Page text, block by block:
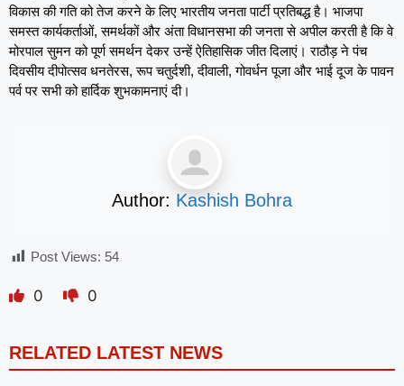
विकास की गति को तेज करने के लिए भारतीय जनता पार्टी प्रतिबद्ध है। भाजपा
समस्त कार्यकर्ताओं, समर्थकों और अंता विधानसभा की जनता से अपील करती है कि वे
मोरपाल सुमन को पूर्ण समर्थन देकर उन्हें ऐतिहासिक जीत दिलाएं। राठौड़ ने पंच
दिवसीय दीपोत्सव धनतेरस, रूप चतुर्दशी, दीवाली, गोवर्धन पूजा और भाई दूज के पावन
पर्व पर सभी को हार्दिक शुभकामनाएं दी।
Author: Kashish Bohra
Post Views: 54
0 0
RELATED LATEST NEWS